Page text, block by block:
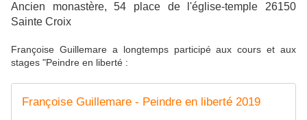
Ancien monastère, 54 place de l'église-temple 26150
Sainte Croix
Françoise Guillemare a longtemps participé aux cours et aux
stages "Peindre en liberté :
Françoise Guillemare - Peindre en liberté 2019